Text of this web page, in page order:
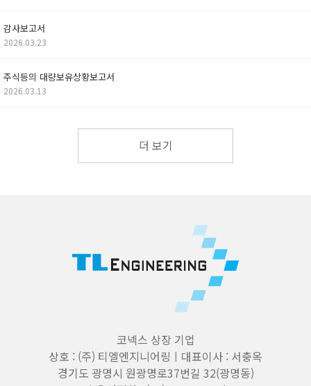
감사보고서
2026.03.23
주식등의 대량보유상황보고서
2026.03.13
더 보기
코넥스 상장 기업
상호 : (주) 티엘엔지니어링ㅣ대표이사 : 서충옥
경기도 광명시 원광명로37번길 32(광명동)